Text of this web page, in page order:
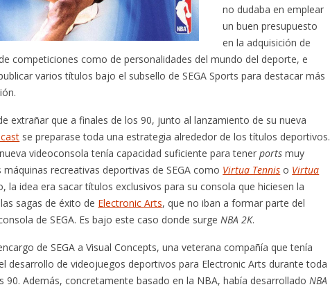
no dudaba en emplear
un buen presupuesto
en la adquisición de
competiciones como de personalidades del mundo del deporte, e
varios títulos bajo el subsello de SEGA Sports para destacar más
extrañar que a finales de los 90, junto al lanzamiento de su nueva
se preparase toda una estrategia alrededor de los títulos deportivos.
videoconsola tenía capacidad suficiente para tenerports muy
recreativas deportivas de SEGA como Virtua Tennis o Virtua
la idea era sacar títulos exclusivos para su consola que hiciesen la
sagas de éxito de Electronic Arts, que no iban a formar parte del
de SEGA. Es bajo este caso donde surge NBA 2K.
de SEGA a Visual Concepts, una veterana compañía que tenía
desarrollo de videojuegos deportivos para Electronic Arts durante toda
90. Además, concretamente basado en la NBA, había desarrollado NBA